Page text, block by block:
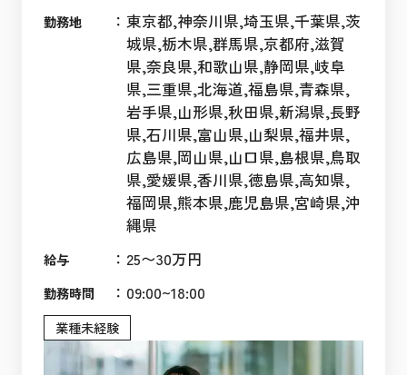
勤務地 ： 東京都,神奈川県,埼玉県,千葉県,茨
城県,栃木県,群馬県,京都府,滋賀
県,奈良県,和歌山県,静岡県,岐阜
県,三重県,北海道,福島県,青森県,
岩手県,山形県,秋田県,新潟県,長野
県,石川県,富山県,山梨県,福井県,
広島県,岡山県,山口県,島根県,鳥取
県,愛媛県,香川県,徳島県,高知県,
福岡県,熊本県,鹿児島県,宮崎県,沖
縄県
給与 ： 25〜30万円
勤務時間 ： 09:00~18:00
業種未経験